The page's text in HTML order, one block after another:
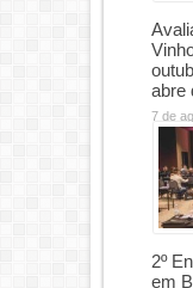
abre
7 de
2º
em